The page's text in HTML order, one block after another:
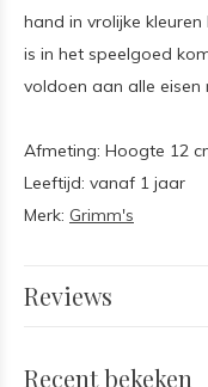
hand in vrolijke
is in het speelgoed
voldoen aan alle eisen
Afmeting: Hoogte 12
Leeftijd: vanaf 1 jaar
Merk: Grimm's
Reviews
Recent bekeken